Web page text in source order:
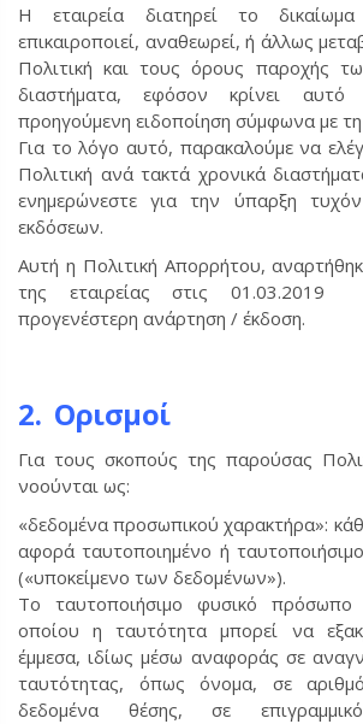
Η εταιρεία διατηρεί το
επικαιροποιεί, αναθεωρεί, ή άλλως
Πολιτική και τους όρους παροχής
διαστήματα, εφόσον κρίνει αυτό
προηγούμενη ειδοποίηση σύμφωνα με
Για το λόγο αυτό, παρακαλούμε να
Πολιτική ανά τακτά χρονικά
ενημερώνεστε για την ύπαρξη
εκδόσεων.
Αυτή η Πολιτική Απορρήτου,
της εταιρείας στις 01.03.2019
προγενέστερη ανάρτηση / έκδοση.
2. Ορισμοί
Για τους σκοπούς της παρούσας
νοούνται ως:
«δεδομένα προσωπικού χαρακτήρα»:
αφορά ταυτοποιημένο ή
(«υποκείμενο των δεδομένων»).
Το ταυτοποιήσιμο φυσικό πρόσωπο
οποίου η ταυτότητα μπορεί να
έμμεσα, ιδίως μέσω αναφοράς σε
ταυτότητας, όπως όνομα, σε
δεδομένα θέσης, σε